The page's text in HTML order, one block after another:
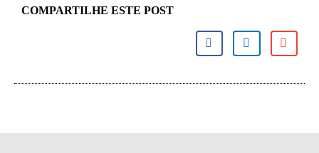
COMPARTILHE ESTE POST